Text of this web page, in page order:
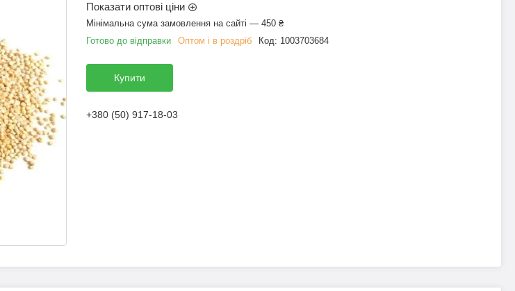
Показати оптові ціни
Мінімальна сума замовлення на сайті — 450 ₴
Готово до відправки
Оптом і в роздріб Код: 1003703684
Купити
+380 (50) 917-18-03